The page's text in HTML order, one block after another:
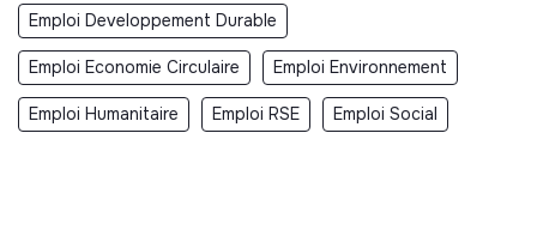
Emploi Developpement Durable
Emploi Economie Circulaire Emploi Environnement
Emploi Humanitaire Emploi RSE Emploi Social